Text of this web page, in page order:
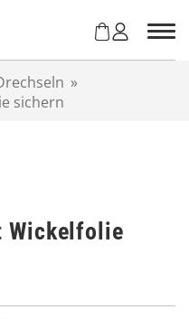
»
sichern
Wickelfolie